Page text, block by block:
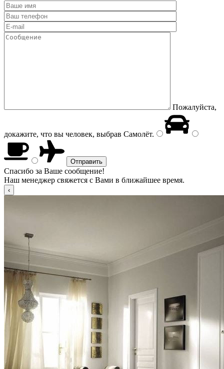
Пожалуйста,
докажите, что вы человек, выбрав Самолёт.
Спасибо за Ваше сообщение!
Наш менеджер свяжется с Вами в ближайшее время.